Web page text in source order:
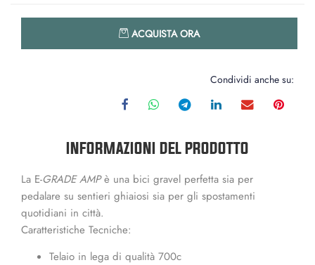
ACQUISTA ORA
Condividi anche su:
INFORMAZIONI DEL PRODOTTO
La E-GRADE AMPè una bici gravel perfetta sia per
pedalare su sentieri ghiaiosi sia per gli spostamenti
quotidiani in città.
Caratteristiche Tecniche:
Telaio in lega di qualità 700c